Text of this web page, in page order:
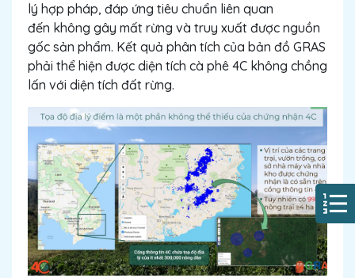
lý hợp pháp, đáp ứng tiêu chuẩn liên quan
đến không gây mất rừng và truy xuất được nguồn
gốc sản phẩm. Kết quả phân tích của bản đồ GRAS
phải thể hiện được diện tích cà phê 4C không chồng
lấn với diện tích đất rừng.